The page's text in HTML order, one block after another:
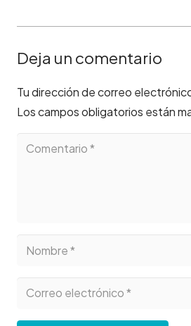
Deja un comentario
Tu dirección de correo
Los campos obligatorios están